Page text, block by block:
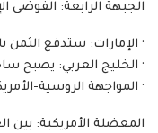
‏الجبهة الرابعة: الفوضى
‏· الإمارات: ستدفع
‏· الخليج العربي: يصبح
‏· المواجهة الروسية-
‏المعضلة الأمريكية: بين